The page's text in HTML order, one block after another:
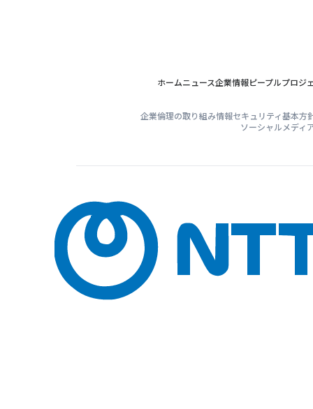
ホームニュース企業情報ピープルプロジ
企業倫理の取り組み情報セキュリティ基本方
ソーシャルメディ